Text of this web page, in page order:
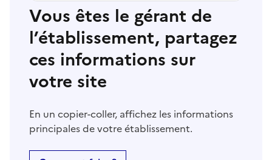
Vous êtes le gérant de
l’établissement, partagez
ces informations sur
votre site
En un copier-coller, affichez les informations
principales de votre établissement.